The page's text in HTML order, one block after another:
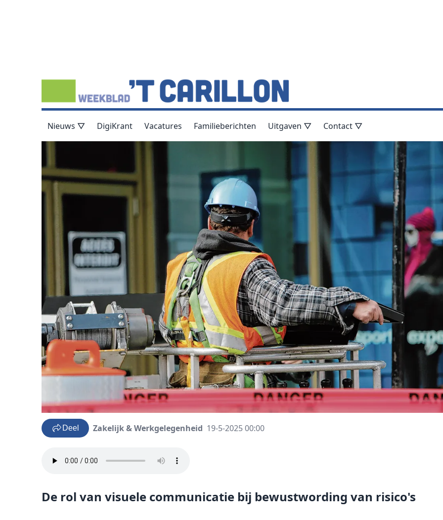
Nieuws ▽ DigiKrant Vacatures Familieberichten Uitgaven ▽ Contact ▽
Deel Zakelijk & Werkgelegenheid 19-5-2025 00:00
De rol van visuele communicatie bij bewustwording van risico's